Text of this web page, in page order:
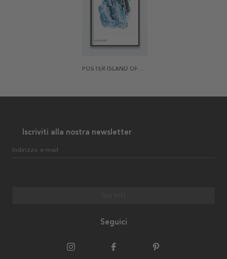
POSTER ISLAND OF STONE 4
Iscriviti alla nostra newsletter
Indirizzo e-mail
Seguici